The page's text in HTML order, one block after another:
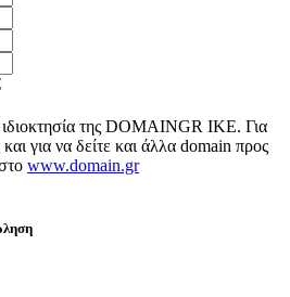
της DOMAINGR ΙΚΕ. Για
για να δείτε και άλλα domain προς
www.domain.gr